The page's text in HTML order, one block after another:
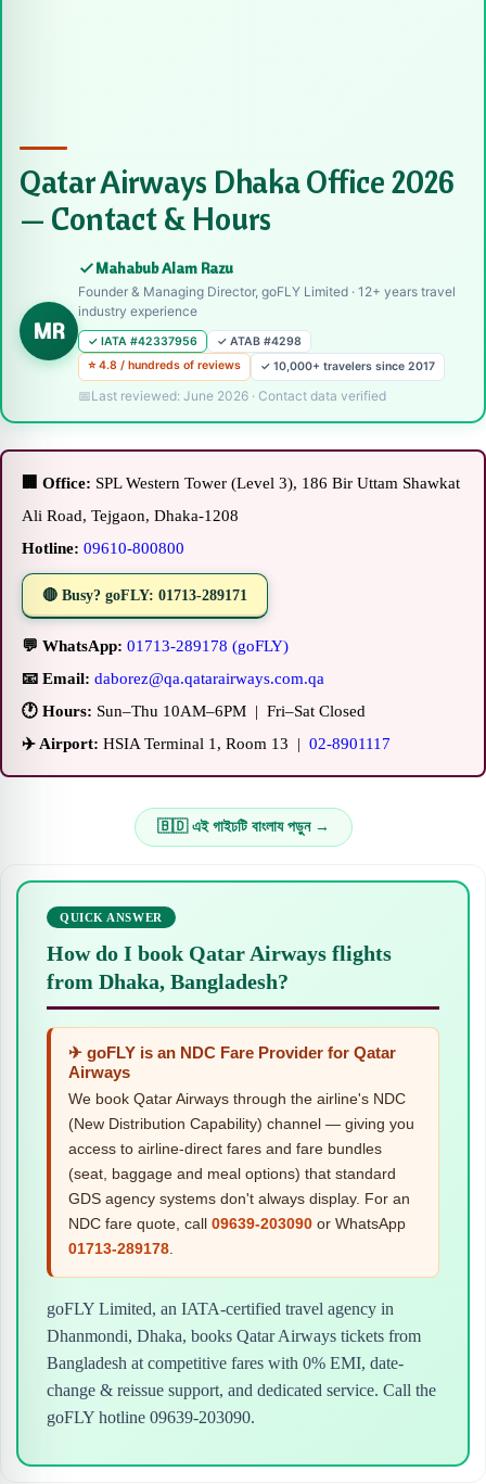
Qatar Airways Dhaka Office 2026
— Contact & Hours
MR
Mahabub Alam Razu
Founder & Managing Director, goFLY Limited · 12+ years travel
industry experience
✓ IATA #42337956
✓ ATAB #4298
⭐ 4.8 / hundreds of reviews
✓ 10,000+ travelers since 2017
Last reviewed: June 2026 · Contact data verified
🏢 Office: SPL Western Tower (Level 3), 186 Bir Uttam Shawkat
Ali Road, Tejgaon, Dhaka-1208
Hotline: 09610-800800
🔴 Busy? goFLY: 01713-289171
💬 WhatsApp: 01713-289178 (goFLY)
📧 Email: daborez@qa.qatarairways.com.qa
🕐 Hours: Sun–Thu 10AM–6PM | Fri–Sat Closed
✈️ Airport: HSIA Terminal 1, Room 13 | 02-8901117
🇧🇩 এই গাইঢটি বাংলায পড়ুন →
QUICK ANSWER
How do I book Qatar Airways flights
from Dhaka, Bangladesh?
✈ goFLY is an NDC Fare Provider for Qatar
Airways
We book Qatar Airways through the airline's NDC
(New Distribution Capability) channel — giving you
access to airline-direct fares and fare bundles
(seat, baggage and meal options) that standard
GDS agency systems don't always display. For an
NDC fare quote, call 09639-203090 or WhatsApp
01713-289178
goFLY Limited, an IATA-certified travel agency in
Dhanmondi, Dhaka, books Qatar Airways tickets from
Bangladesh at competitive fares with 0% EMI, date-
change & reissue support, and dedicated service. Call the
goFLY hotline 09639-203090.